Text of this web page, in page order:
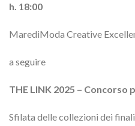
h. 18:00
MarediModa Creative
a seguire
THE LINK 2025 – Concorso
Sfilata delle collezioni dei